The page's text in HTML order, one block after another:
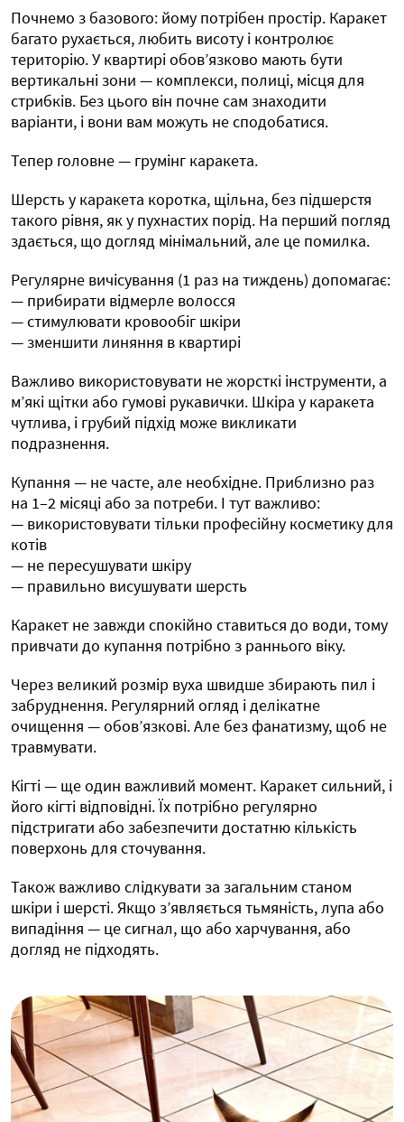
Почнемо з базового: йому потрібен простір. Каракет
багато рухається, любить висоту і контролює
територію. У квартирі обов’язково мають бути
вертикальні зони — комплекси, полиці, місця для
стрибків. Без цього він почне сам знаходити
варіанти, і вони вам можуть не сподобатися.
Тепер головне — грумінг каракета.
Шерсть у каракета коротка, щільна, без підшерстя
такого рівня, як у пухнастих порід. На перший погляд
здається, що догляд мінімальний, але це помилка.
Регулярне вичісування (1 раз на тиждень) допомагає:
— прибирати відмерле волосся
— стимулювати кровообіг шкіри
— зменшити линяння в квартирі
Важливо використовувати не жорсткі інструменти, а
м’які щітки або гумові рукавички. Шкіра у каракета
чутлива, і грубий підхід може викликати
подразнення.
Купання — не часте, але необхідне. Приблизно раз
на 1–2 місяці або за потреби. І тут важливо:
— використовувати тільки професійну косметику для
котів
— не пересушувати шкіру
— правильно висушувати шерсть
Каракет не завжди спокійно ставиться до води, тому
привчати до купання потрібно з раннього віку.
Через великий розмір вуха швидше збирають пил і
забруднення. Регулярний огляд і делікатне
очищення — обов’язкові. Але без фанатизму, щоб не
травмувати.
Кігті — ще один важливий момент. Каракет сильний, і
його кігті відповідні. Їх потрібно регулярно
підстригати або забезпечити достатню кількість
поверхонь для сточування.
Також важливо слідкувати за загальним станом
шкіри і шерсті. Якщо з’являється тьмяність, лупа або
випадіння — це сигнал, що або харчування, або
догляд не підходять.